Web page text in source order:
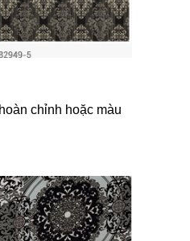
chỉnh hoặc màu